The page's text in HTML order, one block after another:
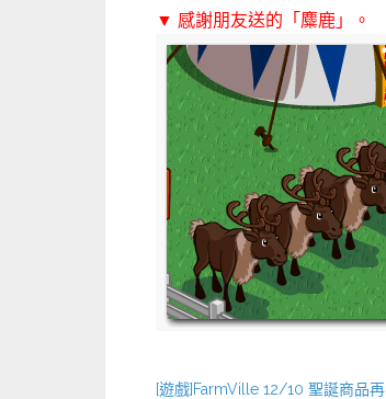
▼ 感謝朋友送的「麋鹿」。
[遊戲]FarmVille 12/10 聖誕商品再